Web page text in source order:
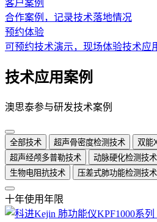
客户案例
合作案例，记录技术落地情况
预约体验
可预约技术演示，现场体验技术应
技术应用案例
澳思泰参与研发技术案例
全部技术 超声骨密度检测技术
双能
超声经颅多普勒技术
动脉硬化检测技术
生物电阻抗技术
压差式肺功能检测技术
十年使用年限